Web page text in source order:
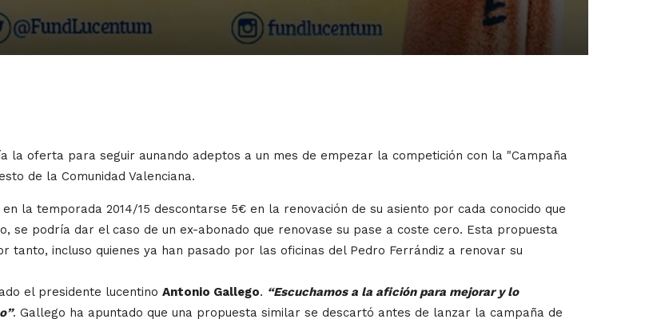
la oferta para seguir aunando adeptos a un mes de empezar la competición con la "Campaña
de la Comunidad Valenciana.
la temporada 2014/15 descontarse 5€ en la renovación de su asiento por cada conocido que
se podría dar el caso de un ex-abonado que renovase su pase a coste cero. Esta propuesta
incluso quienes ya han pasado por las oficinas del Pedro Ferrándiz a renovar su
el presidente lucentino Antonio Gallego. “Escuchamos a la afición para mejorar y lo
. Gallego ha apuntado que una propuesta similar se descartó antes de lanzar la campaña de